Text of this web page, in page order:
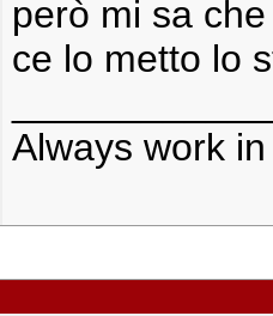
però mi sa
ce lo metto lo
Always work